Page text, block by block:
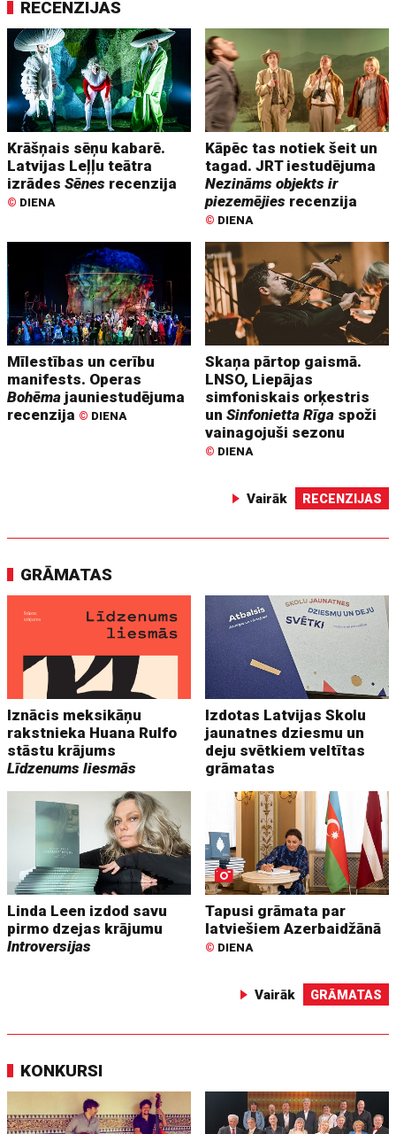
RECENZIJAS
Krāšņais sēņu kabarē.
Latvijas Leļļu teātra
izrādesSēnes recenzija
© DIENA
Kāpēc tas notiek šeit un
tagad. JRT iestudējuma
Nezināms objekts ir
piezemējies recenzija
© DIENA
Mīlestības un cerību
manifests. Operas
Bohēma jauniestudējuma
recenzija © DIENA
Skaņa pārtop gaismā.
LNSO, Liepājas
simfoniskais orķestris
unSinfonietta Rīga spoži
vainagojuši sezonu
© DIENA
Vairāk RECENZIJAS
GRĀMATAS
Iznācis meksikāņu
rakstnieka Huana Rulfo
stāstu krājums
Līdzenums liesmās
Izdotas Latvijas Skolu
jaunatnes dziesmu un
deju svētkiem veltītas
grāmatas
Linda Leen izdod savu
pirmo dzejas krājumu
Introversijas
Tapusi grāmata par
latviešiem Azerbaidžānā
© DIENA
Vairāk GRĀMATAS
KONKURSI